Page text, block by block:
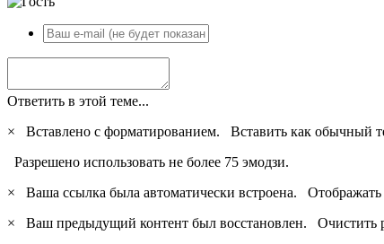
Ответить в этой теме...
×
Вставлено с форматированием. Вставить как обычный
Разрешено использовать не более 75 эмодзи.
×
Ваша ссылка была автоматически встроена.
×
Ваш предыдущий контент был восстановлен. Очистить